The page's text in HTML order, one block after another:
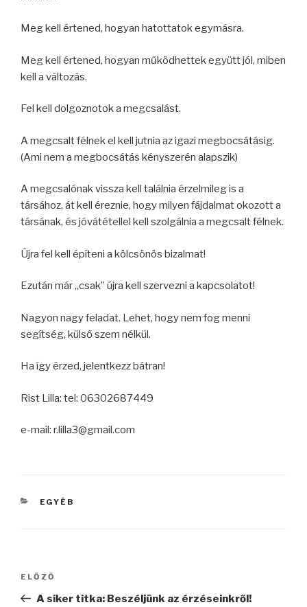
Meg kell értened, hogyan hatottatok egymásra.
Meg kell értened, hogyan működhettek együtt jól, miben
kell a változás.
Fel kell dolgoznotok a megcsalást.
A megcsalt félnek el kell jutnia az igazi megbocsátásig.
(Ami nem a megbocsátás kényszerén alapszik)
A megcsalónak vissza kell találnia érzelmileg is a
társához, át kell éreznie, hogy milyen fájdalmat okozott a
társának, és jóvátétellel kell szolgálnia a megcsalt félnek.
Újra fel kell építeni a kölcsönös bizalmat!
Ezután már „csak” újra kell szervezni a kapcsolatot!
Nagyon nagy feladat. Lehet, hogy nem fog menni
segítség, külső szem nélkül.
Ha így érzed, jelentkezz bátran!
Rist Lilla: tel: 06302687449
e-mail: r.lilla3@gmail.com
KATEGÓRIÁK
EGYÉB
Bejegyzés
Korábbi
bejegyzés
ELŐZŐ
A siker titka: Beszéljünk az érzéseinkről!